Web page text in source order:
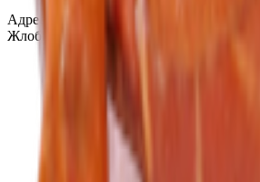
Адрес: 247210, Республика Беларусь,
Жлобин, ул. Козлова 2-А